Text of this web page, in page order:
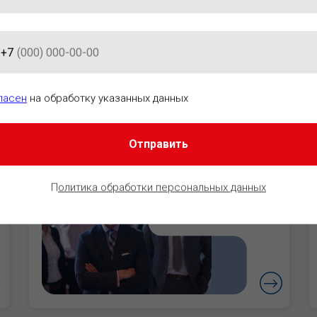
ПРАВОВОГО
Руководители
Уверенность в
безопасности
+7
на обработку указанных данных
Отправить
Политика обработки персональных данных